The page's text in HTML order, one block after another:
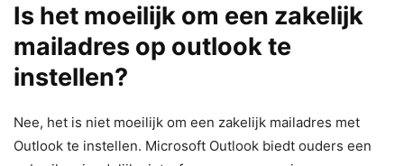
Is het moeilijk om een zakelijk
mailadres op outlook te
instellen?
Nee, het is niet moeilijk om een zakelijk mailadres met
Outlook te instellen. Microsoft Outlook biedt ouders een